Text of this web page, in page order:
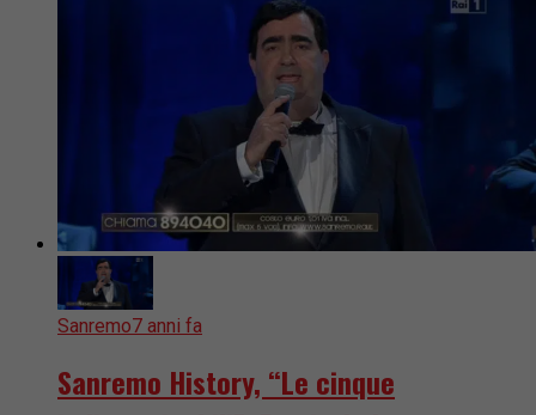
Sanremo7 anni fa
Sanremo History, “Le cinque